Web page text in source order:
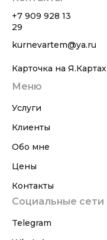
+7 909 928 13
29
kurnevartem@ya.ru
Карточка на Я.Картах
Меню
Услуги
Клиенты
Обо мне
Цены
Контакты
Социальные сети
Telegram